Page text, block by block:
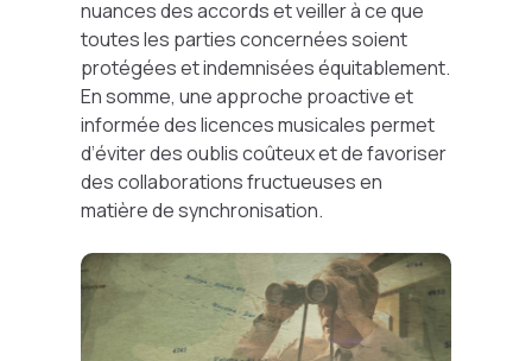
nuances des accords et veiller à ce que
toutes les parties concernées soient
protégées et indemnisées équitablement.
En somme, une approche proactive et
informée des licences musicales permet
d’éviter des oublis coûteux et de favoriser
des collaborations fructueuses en
matière de synchronisation.